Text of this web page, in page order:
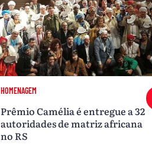
HOMENAGEM
Prêmio Camélia é entregue a 32
autoridades de matriz africana
no RS